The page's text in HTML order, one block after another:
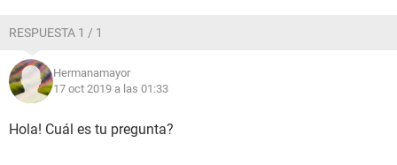
RESPUESTA 1 / 1
Hermanamayor
17 oct 2019 a las 01:33
Hola! Cuál es tu pregunta?